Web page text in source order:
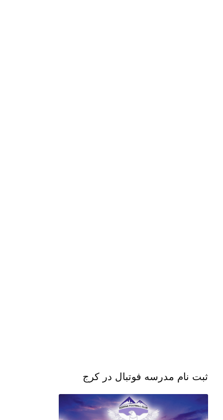
ثبت نام مدرسه فوتبال در کرج